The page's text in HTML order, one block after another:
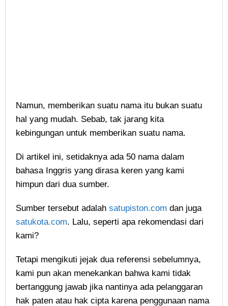
Namun, memberikan suatu nama itu bukan suatu
hal yang mudah. Sebab, tak jarang kita
kebingungan untuk memberikan suatu nama.
Di artikel ini, setidaknya ada 50 nama dalam
bahasa Inggris yang dirasa keren yang kami
himpun dari dua sumber.
Sumber tersebut adalah satupiston.com dan juga
satukota.com. Lalu, seperti apa rekomendasi dari
kami?
Tetapi mengikuti jejak dua referensi sebelumnya,
kami pun akan menekankan bahwa kami tidak
bertanggung jawab jika nantinya ada pelanggaran
hak paten atau hak cipta karena penggunaan nama